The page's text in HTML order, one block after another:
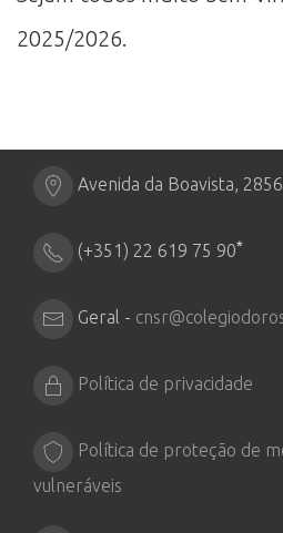
2025/2026.
Avenida da Boavista,
(+351) 22 619 75 90*
Geral -
Política de privacidade
Política de proteção de
vulneráveis